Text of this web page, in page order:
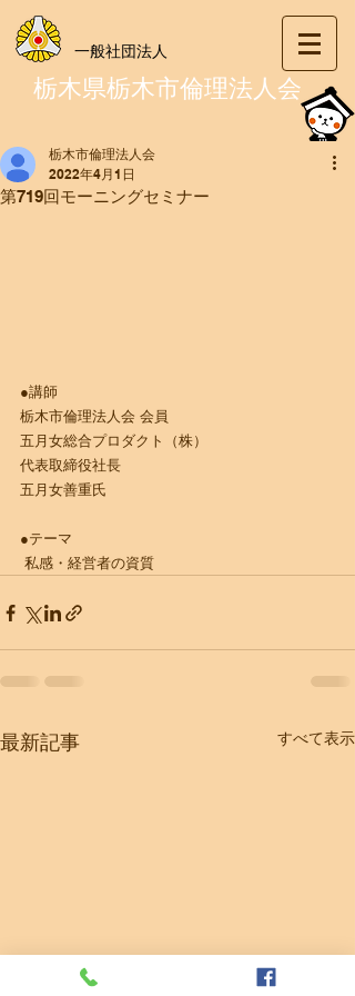
一般社団法人
栃木県栃木市倫理法人会
第719回モーニングセミナー
栃木市倫理法人会
2022年4月1日
●講師
栃木市倫理法人会 会員
五月女総合プロダクト（株）
代表取締役社長
五月女善重氏
●テーマ
私感・経営者の資質
最新記事 すべて表示